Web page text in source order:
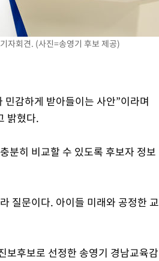
자회견. (사진=송영기 후보 제공)
감하게 받아들이는 사안”이라며
밝혔다.
분히 비교할 수 있도록 후보자 정보
질문이다. 아이들 미래와 공정한 교
보후보로 선정한 송영기 경남교육감